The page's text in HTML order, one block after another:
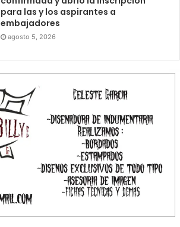
para las y los aspirantes a
embajadores
agosto 5, 2026